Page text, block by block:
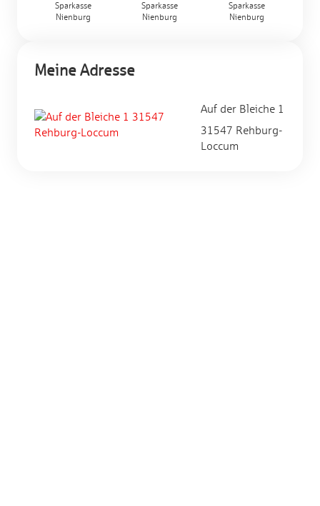
Sparkasse
Nienburg
Sparkasse
Nienburg
Sparkasse
Nienburg
Meine Adresse
Auf der Bleiche 1
31547 Rehburg-
Loccum